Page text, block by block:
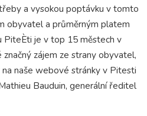
a vysokou poptávku v tomto
obyvatel a průměrným platem
PiteÈti je v top 15 městech v
zájem ze strany obyvatel,
naše webové stránky v Pitesti
Bauduin, generální ředitel